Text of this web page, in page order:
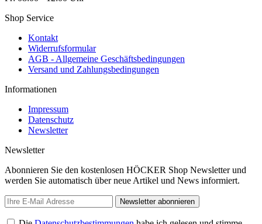
Shop Service
Kontakt
Widerrufsformular
AGB - Allgemeine Geschäftsbedingungen
Versand und Zahlungsbedingungen
Informationen
Impressum
Datenschutz
Newsletter
Newsletter
Abonnieren Sie den kostenlosen HÖCKER Shop Newsletter und
werden Sie automatisch über neue Artikel und News informiert.
Newsletter abonnieren